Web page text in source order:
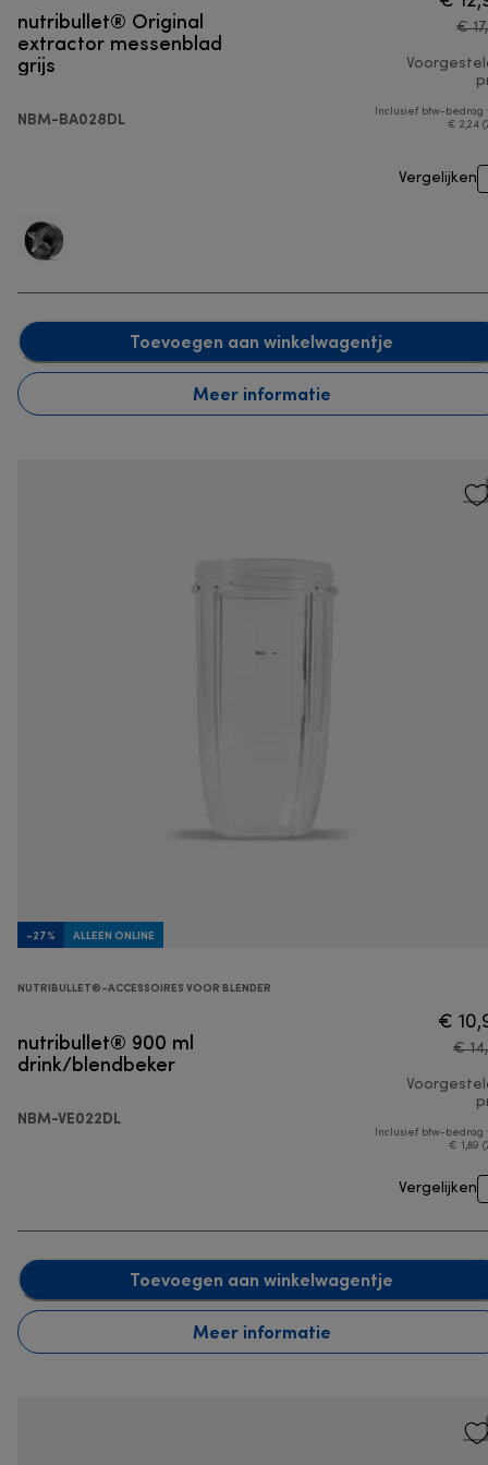
nutribullet® Original
extractor messenblad
grijs
NBM-BA028DL
€
Inclusief btw-bedrag
€ 2,24
Vergelijken
Toevoegen aan winkelwagentje
Meer informatie
-27% ALLEEN ONLINE
NUTRIBULLET®-ACCESSOIRES VOOR BLENDER
nutribullet® 900 ml
drink/blendbeker
NBM-VE022DL
€
€
Inclusief btw-bedrag
€ 1,89
Vergelijken
Toevoegen aan winkelwagentje
Meer informatie